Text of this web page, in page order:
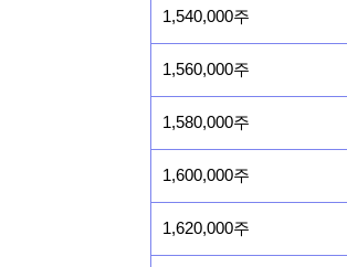
1,540,000주
1,560,000주
1,580,000주
1,600,000주
1,620,000주